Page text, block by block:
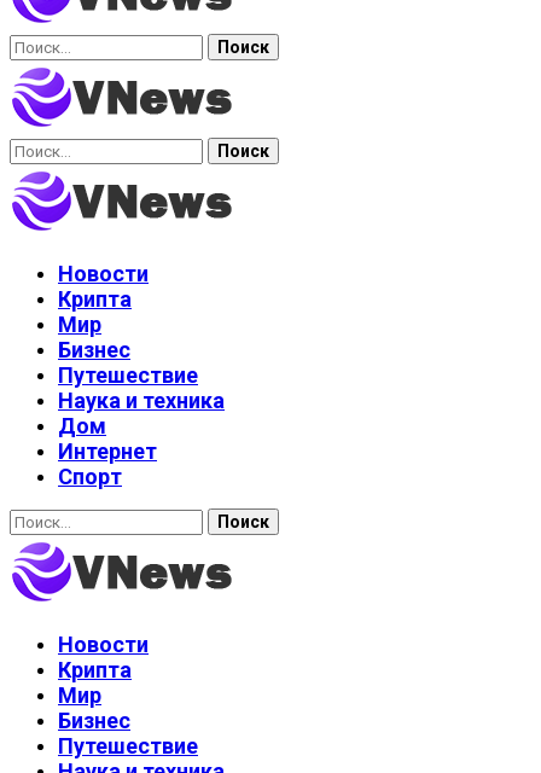
Найти:
Найти:
Новости
Крипта
Мир
Бизнес
Путешествие
Наука и техника
Дом
Интернет
Спорт
Найти:
Новости
Крипта
Мир
Бизнес
Путешествие